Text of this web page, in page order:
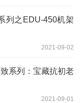
列之EDU-450机架
2021-09-02
系列：宝藏抗初老
2021-09-01